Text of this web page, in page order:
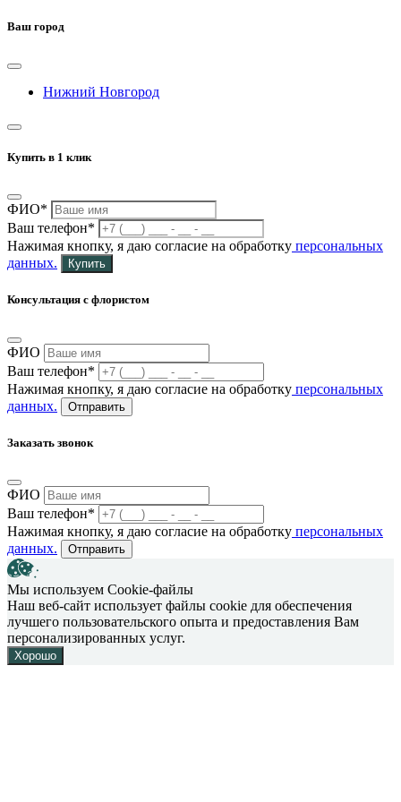
Ваш город
Нижний Новгород
Купить в 1 клик
ФИО*
Ваш телефон*
Нажимая кнопку, я даю согласие на обработку персональных
данных.
Купить
Консультация с флористом
ФИО
Ваш телефон*
Нажимая кнопку, я даю согласие на обработку персональных
данных.
Отправить
Заказать звонок
ФИО
Ваш телефон*
Нажимая кнопку, я даю согласие на обработку персональных
данных.
Отправить
Мы используем Cookie-файлы
Наш веб-сайт использует файлы cookie для обеспечения
лучшего пользовательского опыта и предоставления Вам
персонализированных услуг.
Хорошо